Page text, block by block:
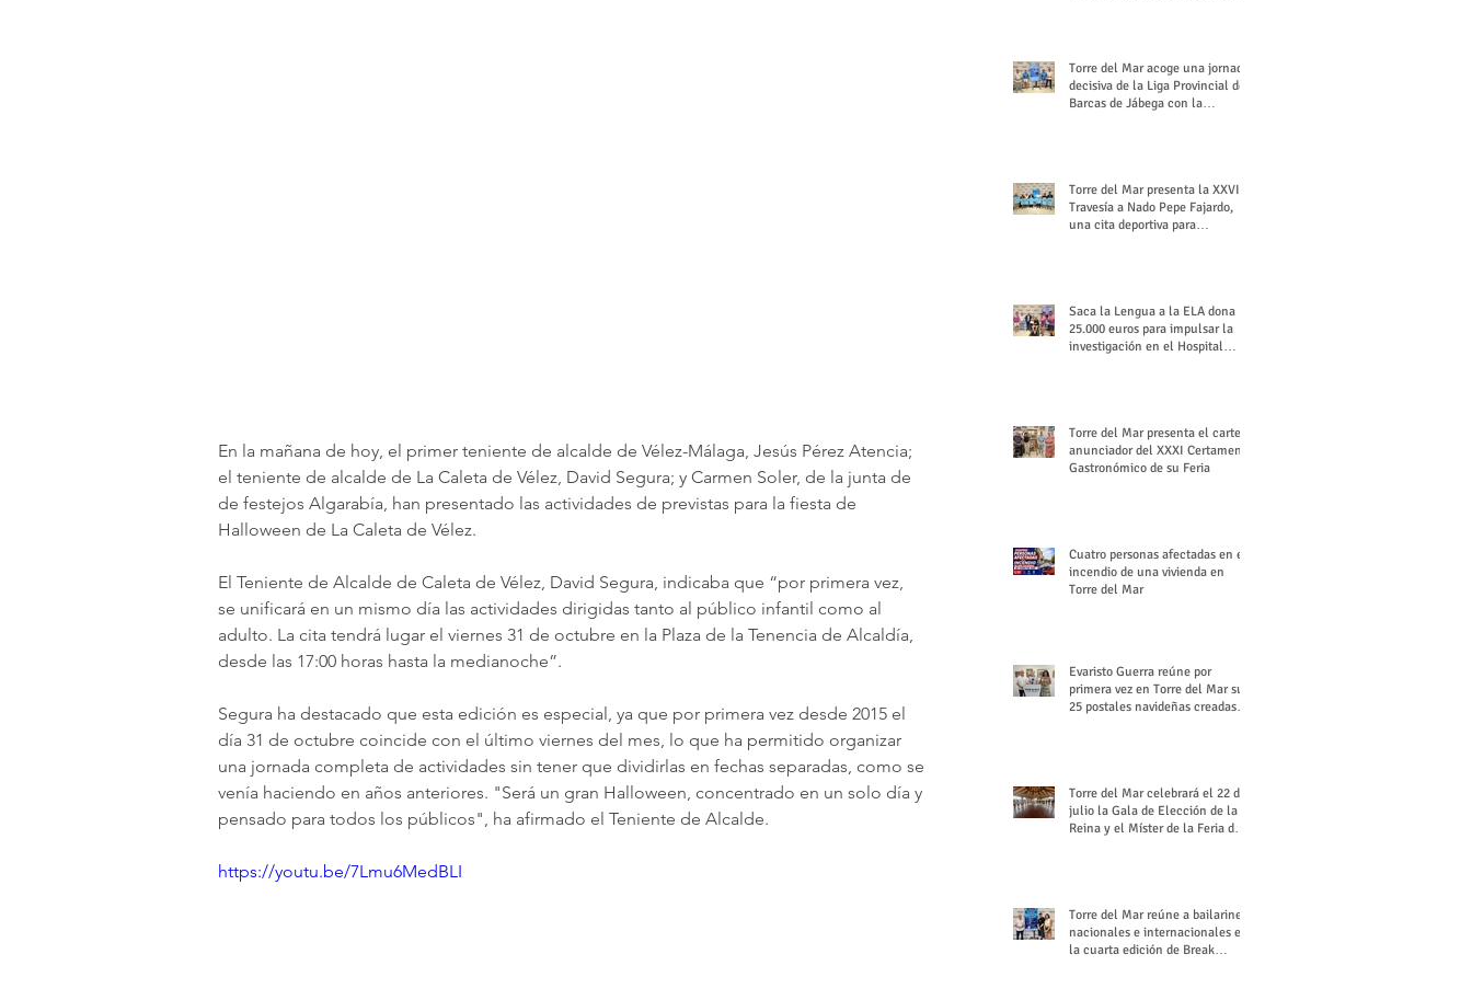
En la mañana de hoy, el primer teniente de alcalde de Vélez-Málaga, Jesús Pérez Atencia;
el teniente de alcalde de La Caleta de Vélez, David Segura; y Carmen Soler, de la junta de
de festejos Algarabía, han presentado las actividades de previstas para la fiesta de
Halloween de La Caleta de Vélez.
El Teniente de Alcalde de Caleta de Vélez, David Segura, indicaba que “por primera vez,
se unificará en un mismo día las actividades dirigidas tanto al público infantil como al
adulto. La cita tendrá lugar el viernes 31 de octubre en la Plaza de la Tenencia de Alcaldía,
desde las 17:00 horas hasta la medianoche”.
Segura ha destacado que esta edición es especial, ya que por primera vez desde 2015 el
día 31 de octubre coincide con el último viernes del mes, lo que ha permitido organizar
una jornada completa de actividades sin tener que dividirlas en fechas separadas, como se
venía haciendo en años anteriores. "Será un gran Halloween, concentrado en un solo día y
pensado para todos los públicos", ha afirmado el Teniente de Alcalde.
https://youtu.be/7Lmu6MedBLI
Torre del Mar acoge una jornada
decisiva de la Liga Provincial de
Barcas de Jábega con la
Torre del Mar presenta la XXVI
Travesía a Nado Pepe Fajardo,
una cita deportiva para
Saca la Lengua a la ELA dona
25.000 euros para impulsar la
investigación en el Hospital
Torre del Mar presenta el cartel
anunciador del XXXI Certamen
Gastronómico de su Feria
Cuatro personas afectadas en el
incendio de una vivienda en
Torre del Mar
Evaristo Guerra reúne por
primera vez en Torre del Mar sus
25 postales navideñas creadas
Torre del Mar celebrará el 22 de
julio la Gala de Elección de la
Reina y el Míster de la Feria de
Torre del Mar reúne a bailarines
nacionales e internacionales en
la cuarta edición de Break